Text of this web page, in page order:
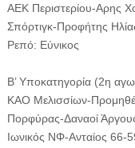
ΑΕΚ Περιστερίου-Αρης
Σπόρτιγκ-Προφήτης
Ρεπό: Εύνικος
Β’ Υποκατηγορία (2η
ΚΑΟ Μελισσίων-
Πορφύρας-Δαναοί
Ιωνικός ΝΦ-Ανταίος 66-